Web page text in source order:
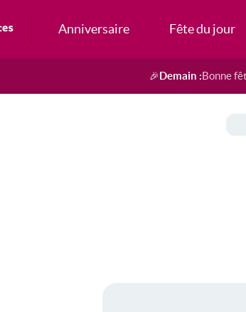
Anniversaire Fête du jour
🎉Demain :Bonne